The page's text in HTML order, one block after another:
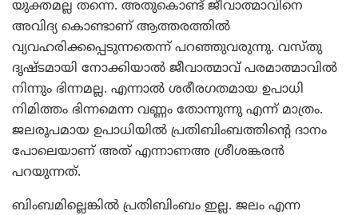
യുക്തമല്ല തന്നെ. അതുകൊണ്ട് ജീവാത്മാവിനെ
അവിദ്യ കൊണ്ടാണ് ആത്തരത്തില്‍
വ്യവഹരിക്കപ്പെടുന്നതെന്ന് പറഞ്ഞുവരുന്നു. വസ്തു
ദൃഷ്ടമായി നോക്കിയാല്‍ ജീവാത്മാവ് പരമാത്മാവില്‍
നിന്നും ഭിന്നമല്ല. എന്നാല്‍ ശരീരഗതമായ ഉപാധി
നിമിത്തം ഭിന്നമെന്ന വണ്ണം തോന്നുന്നു എന്ന് മാത്രം.
ജലരൂപമായ ഉപാധിയില്‍ പ്രതിബിംബത്തിന്റെ ദാനം
പോലെയാണ് അത് എന്നാണഅ ശ്രീശങ്കരന്‍
പറയുന്നത്.
ബിംബമില്ലെങ്കില്‍ പ്രതിബിംബം ഇല്ല. ജലം എന്ന